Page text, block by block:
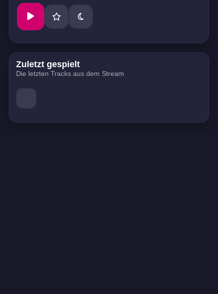
Zuletzt gespielt
Die letzten Tracks aus dem Stream